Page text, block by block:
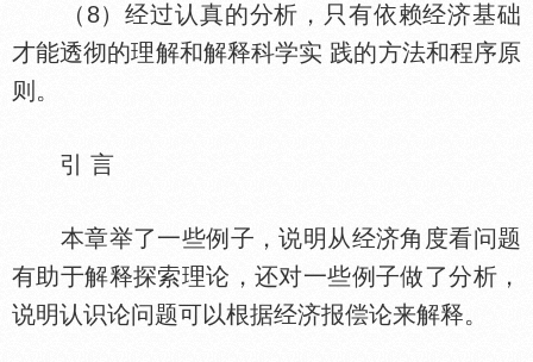
（8）经过认真的分析，只有依赖经济基础
才能透彻的理解和解释科学实 践的方法和程序原
则。
引 言
本章举了一些例子，说明从经济角度看问题
有助于解释探索理论，还对一些例子做了分析，
说明认识论问题可以根据经济报偿论来解释。